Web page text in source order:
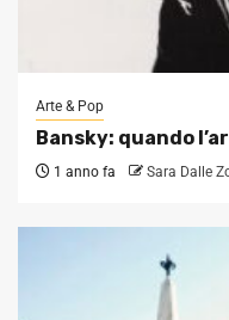
Arte & Pop
Bansky: quando
1 anno fa Sara Dalle